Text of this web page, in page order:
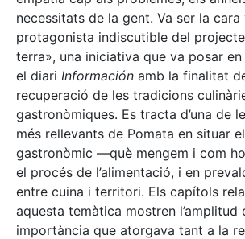
necessitats de la gent. Va ser la cara
protagonista indiscutible del
terra», una iniciativa que va posar
el diari Información amb la finalitat
recuperació de les tradicions
gastronòmiques. Es tracta d’una de
més rellevants de Pomata en situar
gastronòmic —què mengem i com
el procés de l’alimentació, i en
entre cuina i territori. Els capítols
aquesta temàtica mostren l’amplitud
importància que atorgava tant a la